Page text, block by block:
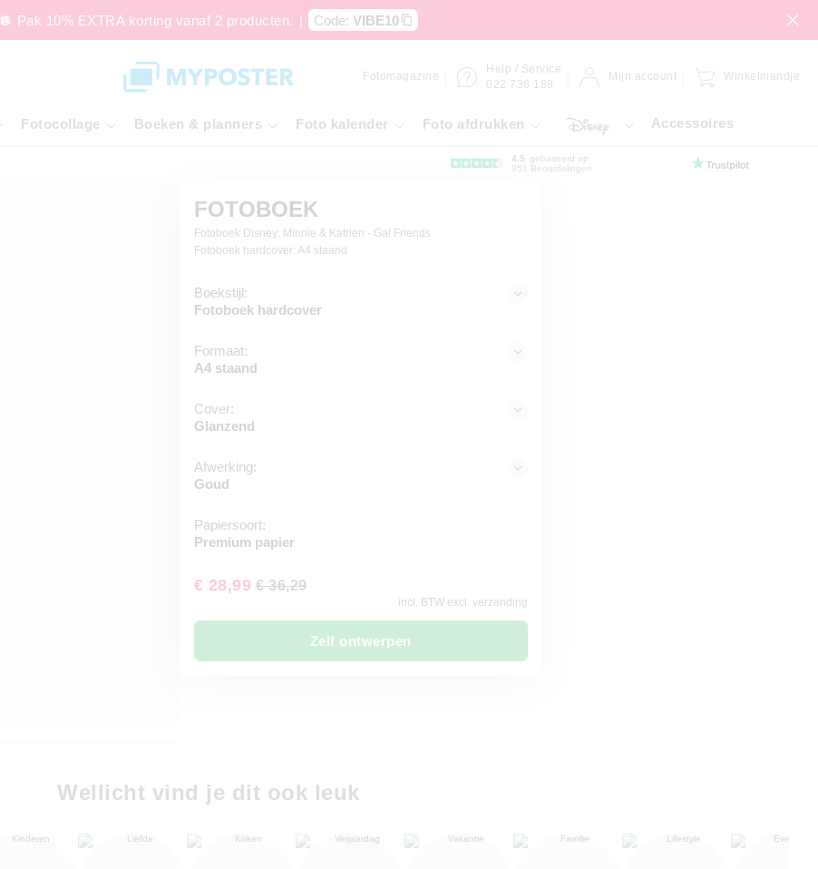
🪩 Pak 10% EXTRA korting vanaf 2 producten. | Code:VIBE10
Fotomagazine
Help / Service
022 736 189
Mijn account Winkelmandje
Fotocollage Boeken & planners Foto kalender Foto afdrukken Accessoires
4.5
gebaseerd op
951 Beoordelingen
FOTOBOEK
Fotoboek Disney: Minnie & Katrien - Gal Friends
Fotoboek hardcover: A4 staand
Boekstijl:
Fotoboek hardcover
Formaat:
A4 staand
Cover:
Glanzend
Afwerking:
Goud
Papiersoort:
Premium papier
€ 28,99 € 36,29
incl. BTW excl. verzending
Zelf ontwerpen
Wellicht vind je dit ook leuk